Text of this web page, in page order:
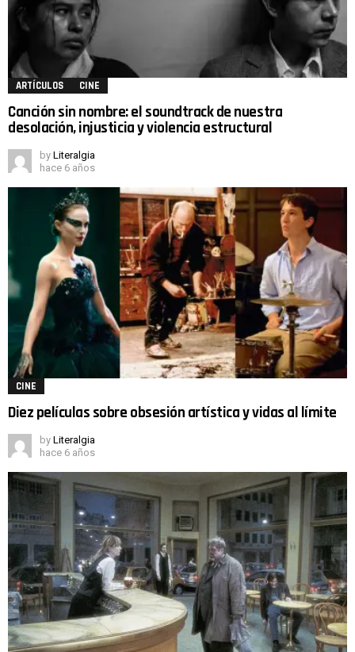
ARTÍCULOS CINE
Canción sin nombre: el soundtrack de nuestra
desolación, injusticia y violencia estructural
by Literalgia
hace 6 años
CINE
Diez películas sobre obsesión artística y vidas al límite
by Literalgia
hace 6 años